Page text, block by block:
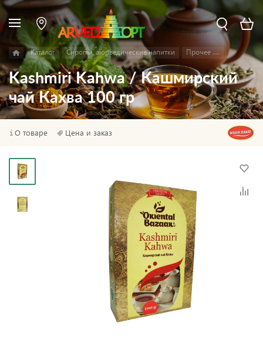
Каталог Сиропы, аюрведические напитки Прочее ....
Kashmiri Kahwa / Кашмирский
чай Кахва 100 гр
О товаре Цена и заказ